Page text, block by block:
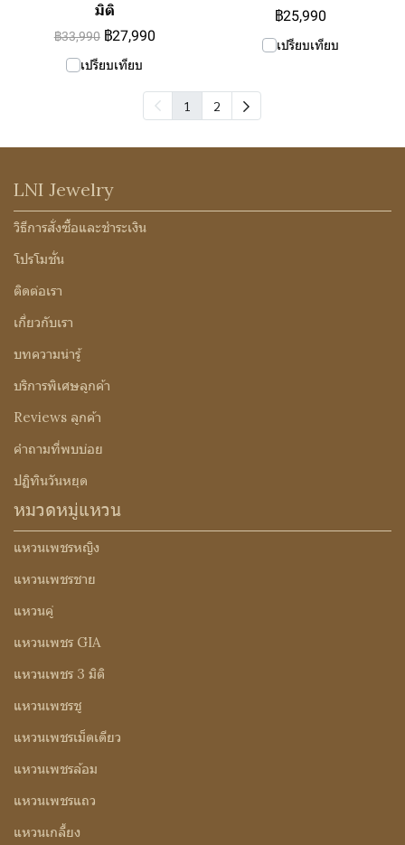
มิติ
฿33,990 ฿27,990
เปรียบเทียบ
฿25,990
เปรียบเทียบ
1 2
LNI Jewelry
วิธีการสั่งซื้อและชำระเงิน
โปรโมชั่น
ติดต่อเรา
เกี่ยวกับเรา
บทความน่ารู้
บริการพิเศษลูกค้า
Reviews ลูกค้า
คำถามที่พบบ่อย
ปฏิทินวันหยุด
หมวดหมู่แหวน
แหวนเพชรหญิง
แหวนเพชรชาย
แหวนคู่
แหวนเพชร GIA
แหวนเพชร 3 มิติ
แหวนเพชรชู
แหวนเพชรเม็ดเดียว
แหวนเพชรล้อม
แหวนเพชรแถว
แหวนเกลี้ยง